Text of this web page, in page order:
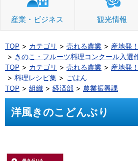
産業・ビジネス 観光情報
TOP カテゴリ 売れる農業
産地発
きのこ・フルーツ料理コンクール入選
TOP
カテゴリ 売れる農業
産地発
料理レシピ集
ごはん
TOP
組織 経済部 農業振興課
洋風きのこどんぶり